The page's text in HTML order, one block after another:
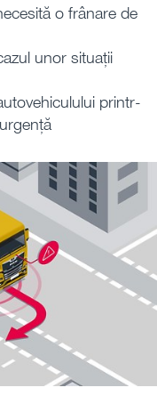
o frânare de
unor situații
printr-